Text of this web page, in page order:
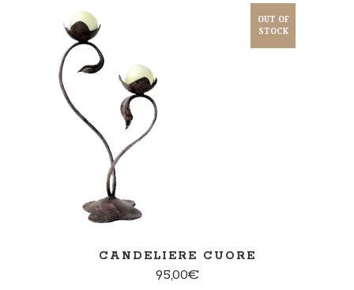
OUT OF
STOCK
PER SAPERNE DI PIÙ
CANDELIERE CUORE
95,00€